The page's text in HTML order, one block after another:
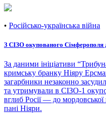
• Російсько-українська війна
З СІЗО окупованого Сімферополя
За даними ініціативи
кримську бранку Ніяру
загарбники незаконно
та утримували в СІЗО-1
вглиб Росії — до мордовської
пані Ніяри.